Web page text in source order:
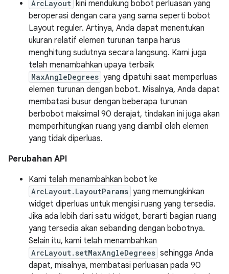
ArcLayout kini mendukung bobot perluasan yang
beroperasi dengan cara yang sama seperti bobot
Layout reguler. Artinya, Anda dapat menentukan
ukuran relatif elemen turunan tanpa harus
menghitung sudutnya secara langsung. Kami juga
telah menambahkan upaya terbaik
MaxAngleDegrees yang dipatuhi saat memperluas
elemen turunan dengan bobot. Misalnya, Anda dapat
membatasi busur dengan beberapa turunan
berbobot maksimal 90 derajat, tindakan ini juga akan
memperhitungkan ruang yang diambil oleh elemen
yang tidak diperluas.
Perubahan API
Kami telah menambahkan bobot ke
ArcLayout.LayoutParams yang memungkinkan
widget diperluas untuk mengisi ruang yang tersedia.
Jika ada lebih dari satu widget, berarti bagian ruang
yang tersedia akan sebanding dengan bobotnya.
Selain itu, kami telah menambahkan
ArcLayout.setMaxAngleDegrees sehingga Anda
dapat, misalnya, membatasi perluasan pada 90